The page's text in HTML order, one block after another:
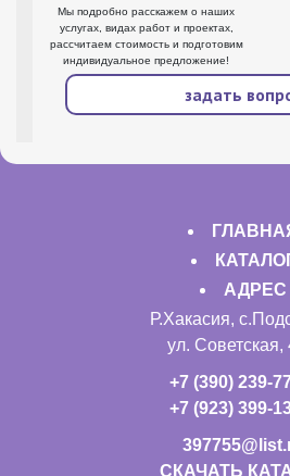
Мы подробно расскажем о наших
услугах, видах работ и проектах,
рассчитаем стоимость и подготовим
индивидуальное предложение!
задать
АДРЕС
Р.Хакасия,
ул. Советская,
+7 (390) 239-
+7 (923) 399-
СКАЧАТЬ